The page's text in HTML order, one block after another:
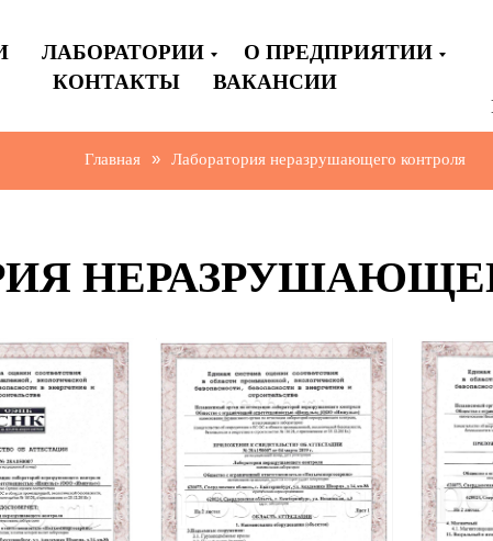
ЛАБОРАТОРИИ
О ПРЕДПРИЯТИИ
КОНТАКТЫ
ВАКАНСИИ
Главная » Лаборатория неразрушающего контроля